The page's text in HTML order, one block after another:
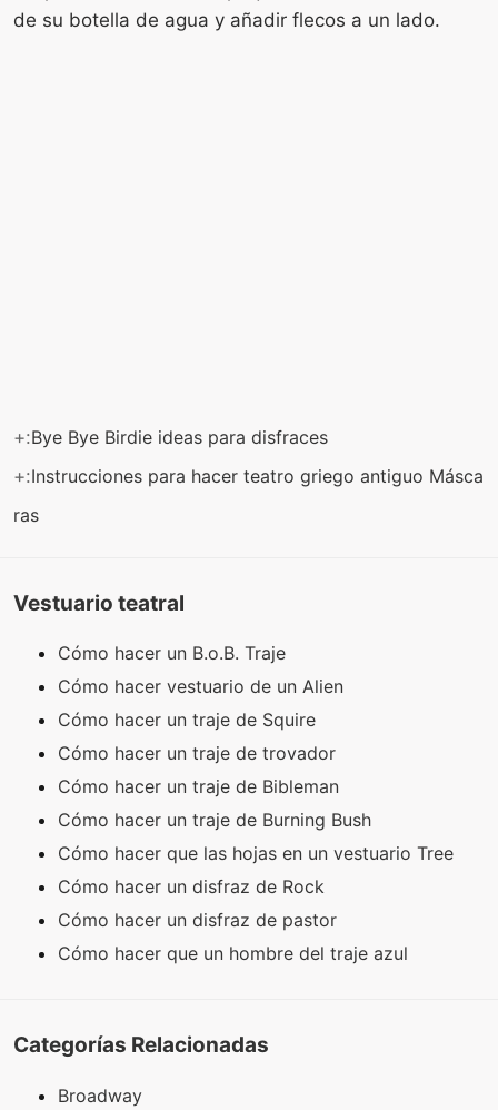
de su botella de agua y añadir flecos a un lado.
+:Bye Bye Birdie ideas para disfraces
+:Instrucciones para hacer teatro griego antiguo Másca
ras
Vestuario teatral
Cómo hacer un B.o.B. Traje
Cómo hacer vestuario de un Alien
Cómo hacer un traje de Squire
Cómo hacer un traje de trovador
Cómo hacer un traje de Bibleman
Cómo hacer un traje de Burning Bush
Cómo hacer que las hojas en un vestuario Tree
Cómo hacer un disfraz de Rock
Cómo hacer un disfraz de pastor
Cómo hacer que un hombre del traje azul
Categorías Relacionadas
Broadway